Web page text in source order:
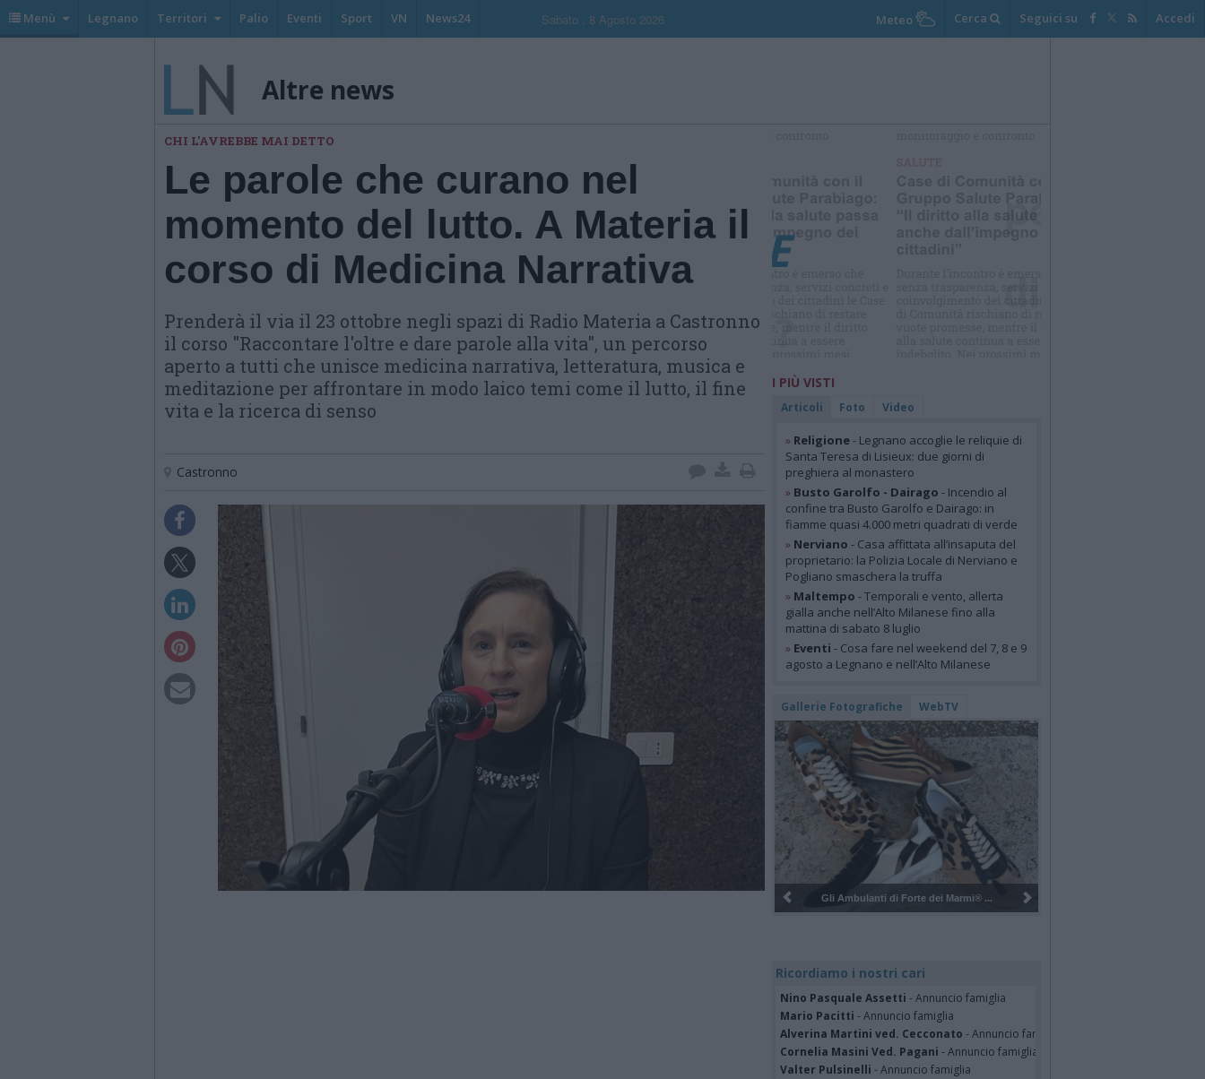
Menù Legnano Territori Palio Eventi Sport VN News24 Sabato , 8 Agosto 2026 Meteo Cerca Seguici su Accedi
Altre news
CHI L'AVREBBE MAI DETTO
Le parole che curano nel
momento del lutto. A Materia il
corso di Medicina Narrativa
Prenderà il via il 23 ottobre negli spazi di Radio Materia a Castronno
il corso "Raccontare l'oltre e dare parole alla vita", un percorso
aperto a tutti che unisce medicina narrativa, letteratura, musica e
meditazione per affrontare in modo laico temi come il lutto, il fine
vita e la ricerca di senso
Castronno
I PIÙ VISTI
Articoli Foto Video
» Religione- Legnano accoglie le reliquie di
Santa Teresa di Lisieux: due giorni di
preghiera al monastero
» Busto Garolfo - Dairago - Incendio al
confine tra Busto Garolfo e Dairago: in
fiamme quasi 4.000 metri quadrati di verde
» Nerviano - Casa affittata all’insaputa del
proprietario: la Polizia Locale di Nerviano e
Pogliano smaschera la truffa
» Maltempo - Temporali e vento, allerta
gialla anche nell’Alto Milanese fino alla
mattina di sabato 8 luglio
» Eventi - Cosa fare nel weekend del 7, 8 e 9
agosto a Legnano e nell’Alto Milanese
Gallerie Fotografiche WebTV
Pulizia del bosco del Rugareto a ...
Ricordiamo i nostri cari
Nino Pasquale Assetti - Annuncio famiglia
Mario Pacitti - Annuncio famiglia
Alverina Martini ved. Cecconato - Annuncio famiglia
Cornelia Masini Ved. Pagani - Annuncio famiglia
Valter Pulsinelli - Annuncio famiglia